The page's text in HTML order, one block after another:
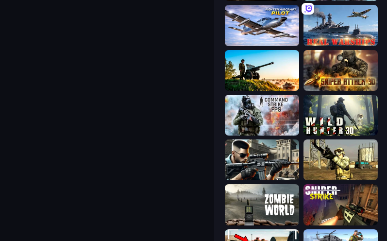
Fighter Aircraft Pilot Real Warships
Artillery Vs Tanks Sniper Attack 3D: Shooting War
Command Strike FPS Wild Hunter 3D
Sure Shot Mountain Operation
Zombie World Sniper Strike